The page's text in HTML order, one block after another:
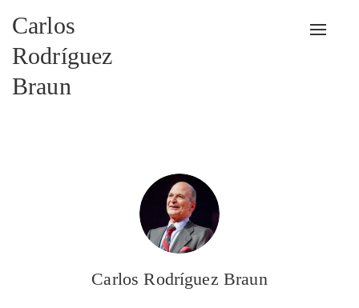
Carlos
Rodríguez
Braun
Carlos Rodríguez Braun